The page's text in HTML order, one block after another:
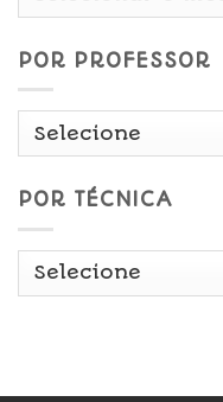
POR PROFESSOR
POR TÉCNICA